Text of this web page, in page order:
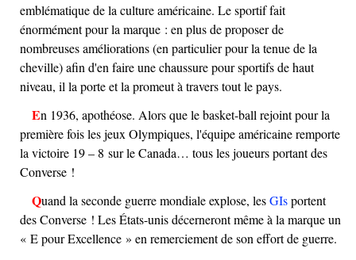
emblématique de la culture américaine. Le sportif fait
énormément pour la marque : en plus de proposer de
nombreuses améliorations (en particulier pour la tenue de la
cheville) afin d'en faire une chaussure pour sportifs de haut
niveau, il la porte et la promeut à travers tout le pays.
En 1936, apothéose. Alors que le basket-ball rejoint pour la
première fois les jeux Olympiques, l'équipe américaine remporte
la victoire 19 – 8 sur le Canada… tous les joueurs portant des
Converse !
Quand la seconde guerre mondiale explose, lesGIsportent
des Converse ! Les États-unis décerneront même à la marque un
« E pour Excellence » en remerciement de son effort de guerre.